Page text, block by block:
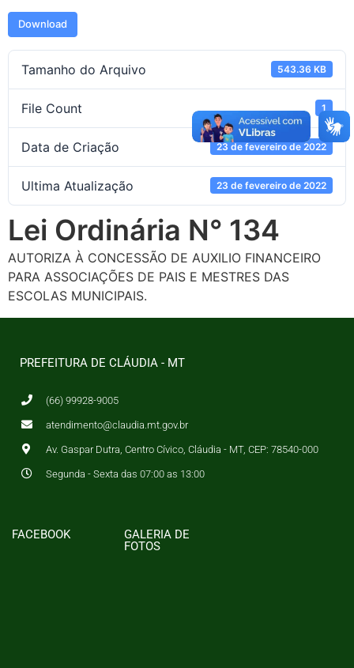
Download
Tamanho do Arquivo 543.36 KB
File Count 1
Data de Criação 23 de fevereiro de 2022
Ultima Atualização 23 de fevereiro de 2022
Lei Ordinária N° 134
AUTORIZA À CONCESSÃO DE AUXILIO FINANCEIRO
PARA ASSOCIAÇÕES DE PAIS E MESTRES DAS
ESCOLAS MUNICIPAIS.
PREFEITURA DE CLÁUDIA - MT
(66) 99928-9005
atendimento@claudia.mt.gov.br
Av. Gaspar Dutra, Centro Cívico, Cláudia - MT, CEP: 78540-000
Segunda - Sexta das 07:00 as 13:00
FACEBOOK
GALERIA DE
FOTOS